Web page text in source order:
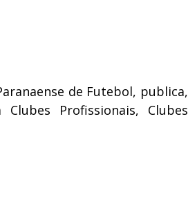
de Futebol, publica,
Profissionais, Clubes